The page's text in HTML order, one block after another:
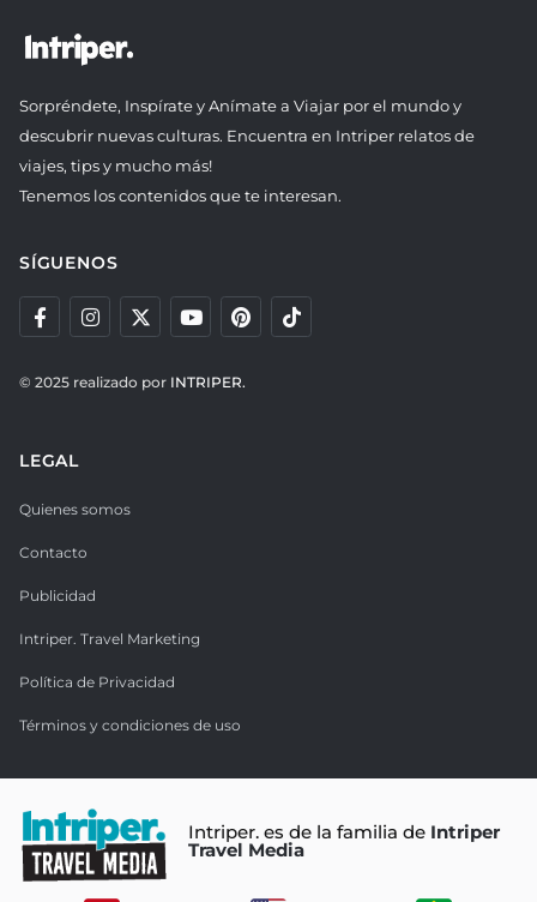
Sorpréndete, Inspírate y Anímate a Viajar por el mundo y
descubrir nuevas culturas. Encuentra en Intriper relatos de
viajes, tips y mucho más!
Tenemos los contenidos que te interesan.
SÍGUENOS
© 2025 realizado por INTRIPER.
LEGAL
Quienes somos
Contacto
Publicidad
Intriper. Travel Marketing
Política de Privacidad
Términos y condiciones de uso
Intriper. es de la familia de Intriper
Travel Media